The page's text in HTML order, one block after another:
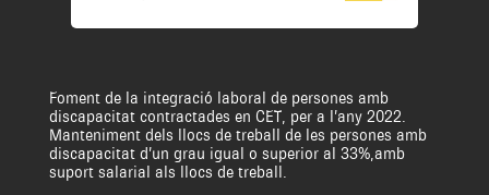
Foment de la integració laboral de persones amb
discapacitat contractades en CET, per a l’any 2022.
Manteniment dels llocs de treball de les persones amb
discapacitat d’un grau igual o superior al 33%,amb
suport salarial als llocs de treball.